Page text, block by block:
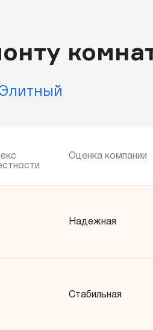
Оценка компании
Надежная
Стабильная